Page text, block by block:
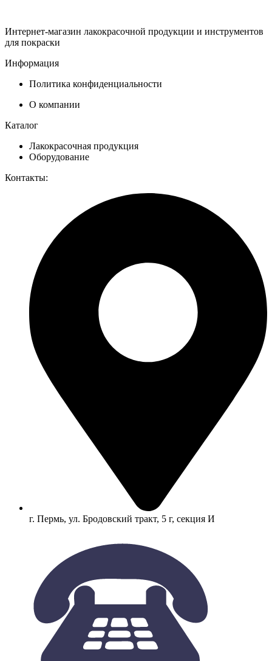
Интернет-магазин лакокрасочной продукции и инструментов
для покраски
Информация
Политика конфиденциальности
О компании
Каталог
Лакокрасочная продукция
Оборудование
Контакты:
г. Пермь, ул. Бродовский тракт, 5 г, секция И